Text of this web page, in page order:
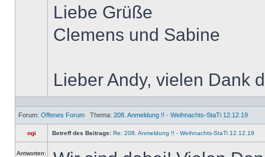
Liebe Grüße
Clemens und Sabine
Lieber Andy, vielen Dank
Forum: Offenes Forum Thema: 208. Anmeldung !! - Weihnachts-StaTi 12.12.19
ogi Betreff des Beitrags: Re: 208. Anmeldung !! - Weihnachts-StaTi 12.12.19
Antworten: